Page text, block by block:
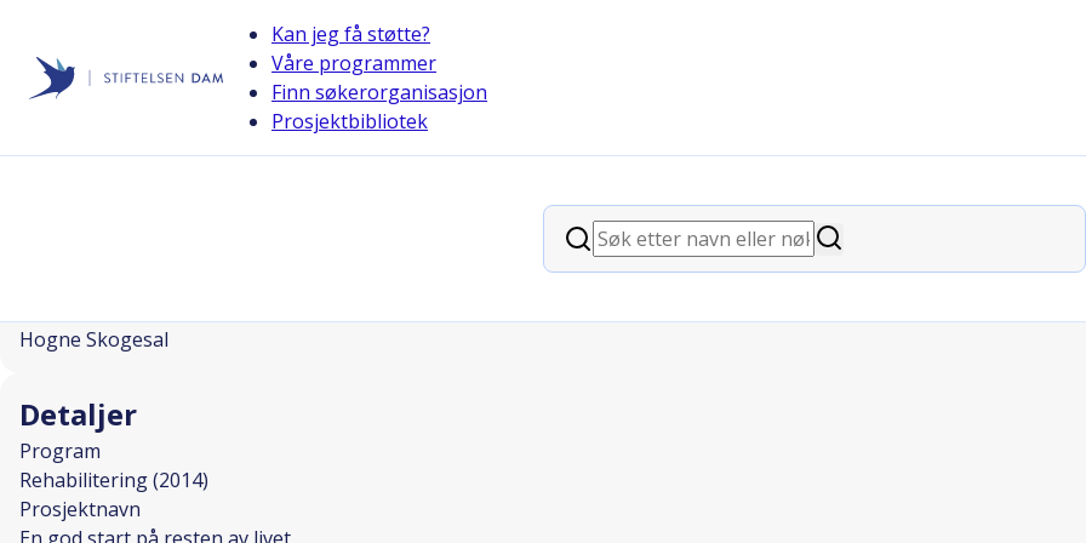
Kan jeg få støtte?
Våre programmer
Finn søkerorganisasjon
Prosjektbibliotek
Søk
Søk
Hogne Skogesal
Detaljer
Program
Rehabilitering (2014)
Prosjektnavn